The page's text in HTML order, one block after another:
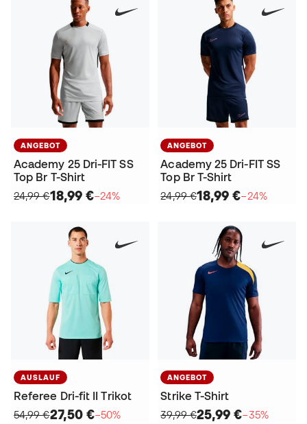
ANGEBOT
Academy 25 Dri-FIT SS
Top Br T-Shirt
24,99 €18,99 €−24%
ANGEBOT
Academy 25 Dri-FIT SS
Top Br T-Shirt
24,99 €18,99 €−24%
AUSLAUF
Referee Dri-fit II Trikot
54,99 €27,50 €−50%
ANGEBOT
Strike T-Shirt
39,99 €25,99 €−35%